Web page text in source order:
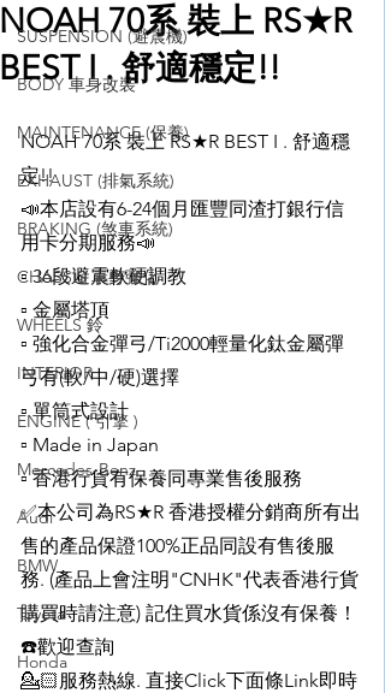
SUSPENSION (避震機)
BODY 車身改裝
MAINTENANCE (保養)
EXHAUST (排氣系統)
BRAKING (煞車系統)
CHASSIS 車身強化
WHEELS 鈴
INTERIOR
ENGINE ( 引擎 )
Mercedes-Benz
Audi
BMW
Toyota
Honda
NOAH 70系 裝上 RS★R
BEST I . 舒適穩定!!
NOAH 70系 裝上 RS★R BEST I . 舒適穩
定!!
📣本店設有6-24個月匯豐同渣打銀行信
用卡分期服務📣
▫️ 36段避震軟硬調教
▫️ 金屬塔頂
▫️ 強化合金彈弓/Ti2000輕量化鈦金屬彈
弓有(軟/中/硬)選擇
▫️ 單筒式設計
▫️ Made in Japan
▫️ 香港行貨有保養同專業售後服務
✅本公司為RS★R 香港授權分銷商所有出
售的產品保證100%正品同設有售後服
務. (產品上會注明"CNHK"代表香港行貨
購買時請注意) 記住買水貨係沒有保養！
☎️歡迎查詢
💁🏻服務熱線. 直接Click下面條Link即時